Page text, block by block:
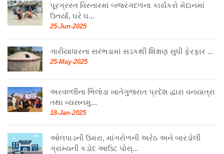
પૂરગ્રસ્ત વિસ્તારમાં બજરંગદળના કાર્યકરો મેદાનમાં
ઉતર્યા, ઘરે ઘ...
25-Jun-2025
ગારીયાધારના સરંભડામાં સડકથી શિક્ષણ સુધી ફેરફાર ...
25-May-2025
અરવલ્લીના ભિલોડા ખાતેગુજરાત પ્રદેશ દ્વારા વનયાત્રા
તથા વ્યસનમુ...
18-Jan-2025
ઓલપાડની ઉમરા, માંગરોળની અરેઠ અને બારડોલી
ગ્રામ્યની કડોદ આઉટ પોસ્...